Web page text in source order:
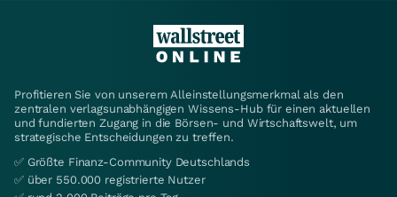
Profitieren Sie von unserem Alleinstellungsmerkmal als den
zentralen verlagsunabhängigen Wissens-Hub für einen aktuellen
und fundierten Zugang in die Börsen- und Wirtschaftswelt, um
strategische Entscheidungen zu treffen.
✅ Größte Finanz-Community Deutschlands
✅ über 550.000 registrierte Nutzer